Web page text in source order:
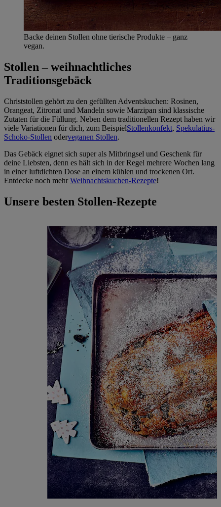
Backe deinen Stollen ohne tierische Produkte – ganz
vegan.
Stollen – weihnachtliches
Traditionsgebäck
Christstollen gehört zu den gefüllten Adventskuchen: Rosinen,
Orangeat, Zitronat und Mandeln sowie Marzipan sind klassische
Zutaten für die Füllung. Neben dem traditionellen Rezept haben wir
viele Variationen für dich, zum BeispielStollenkonfekt, Spekulatius-
Schoko-Stollen oderveganen Stollen.
Das Gebäck eignet sich super als Mitbringsel und Geschenk für
deine Liebsten, denn es hält sich in der Regel mehrere Wochen lang
in einer luftdichten Dose an einem kühlen und trockenen Ort.
Entdecke noch mehrWeihnachtskuchen-Rezepte!
Unsere besten Stollen-Rezepte